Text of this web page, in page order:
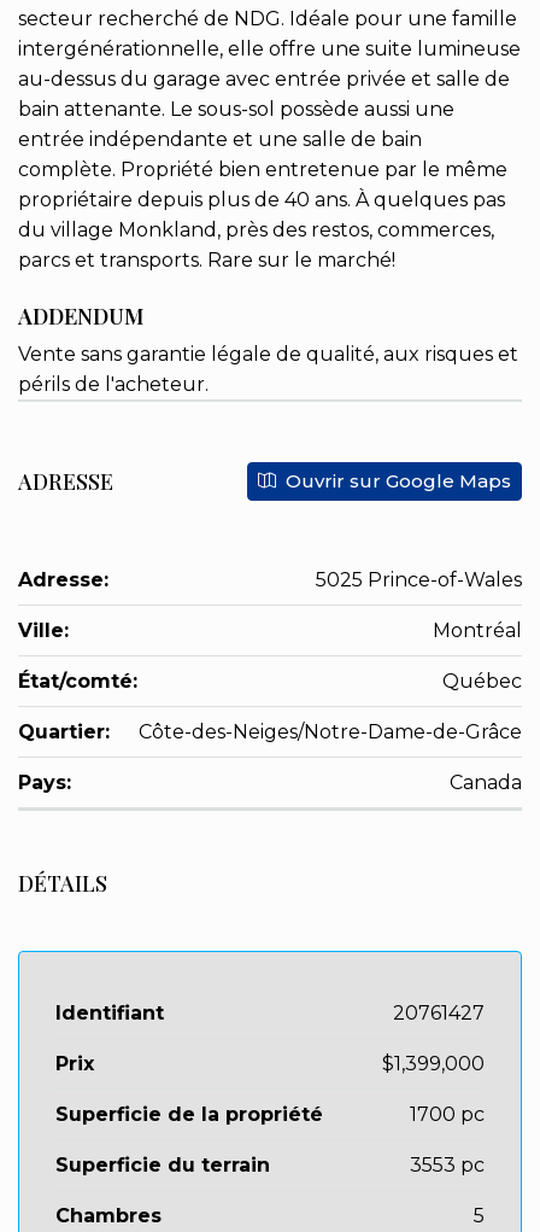
secteur recherché de NDG. Idéale pour une famille
intergénérationnelle, elle offre une suite lumineuse
au-dessus du garage avec entrée privée et salle de
bain attenante. Le sous-sol possède aussi une
entrée indépendante et une salle de bain
complète. Propriété bien entretenue par le même
propriétaire depuis plus de 40 ans. À quelques pas
du village Monkland, près des restos, commerces,
parcs et transports. Rare sur le marché!
ADDENDUM
Vente sans garantie légale de qualité, aux risques et
périls de l'acheteur.
ADRESSE Ouvrir sur Google Maps
Adresse: 5025 Prince-of-Wales
Ville: Montréal
État/comté: Québec
Quartier: Côte-des-Neiges/Notre-Dame-de-Grâce
Pays: Canada
DÉTAILS
Identifiant 20761427
Prix $1,399,000
Superficie de la propriété 1700 pc
Superficie du terrain 3553 pc
Chambres 5